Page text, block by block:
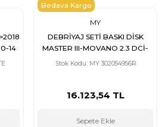
14
14
Bedava Kargo
MY
DEBRİYAJ SETİ BASKI DİSK
MASTER III-MOVANO 2.3 DCİ-
CDTİ 2010 > M9T 692/698
Stok Kodu: MY 302054956R
16.123,54 TL
Sepete Ekle